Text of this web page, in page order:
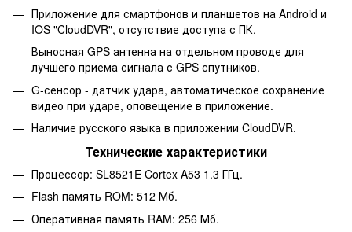
Приложение для смартфонов и планшетов на Android и
IOS "CloudDVR", отсутствие доступа с ПК.
Выносная GPS антенна на отдельном проводе для
лучшего приема сигнала с GPS спутников.
G-сенсор - датчик удара, автоматическое сохранение
видео при ударе, оповещение в приложение.
Наличие русского языка в приложении CloudDVR.
Технические характеристики
Процессор: SL8521E Cortex A53 1.3 ГГц.
Flash память ROM: 512 Мб.
Оперативная память RAM: 256 Мб.